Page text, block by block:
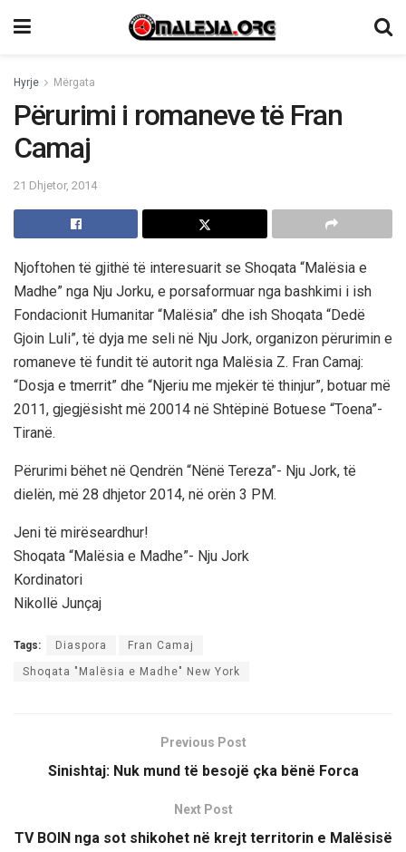
Hyrje Mërgata
Përurimi i romaneve të Fran
Camaj
21 Dhjetor, 2014
Njoftohen të gjithë të interesuarit se Shoqata “Malësia e
Madhe” nga Nju Jorku, e porsaformuar nga bashkimi i ish
Fondacionit Humanitar “Malësia” dhe ish Shoqata “Dedë
Gjoin Luli”, të dyja me seli në Nju Jork, organizon përurimin e
romaneve të fundit të autorit nga Malësia Z. Fran Camaj:
“Dosja e tmerrit” dhe “Njeriu me mjekër të thinjur”, botuar më
2011, gjegjësisht më 20014 në Shtëpinë Botuese “Toena”-
Tiranë.
Përurimi bëhet në Qendrën “Nënë Tereza”- Nju Jork, të
dielën, më 28 dhjetor 2014, në orën 3 PM.
Jeni të mirëseardhur!
Shoqata “Malësia e Madhe”- Nju Jork
Kordinatori
Nikollë Junçaj
Tags: Diaspora Fran Camaj
Shoqata "Malësia e Madhe" New York
Previous Post
Sinishtaj: Nuk mund të besojë çka bënë Forca
Next Post
TV BOIN nga sot shikohet në krejt territorin e Malësisë